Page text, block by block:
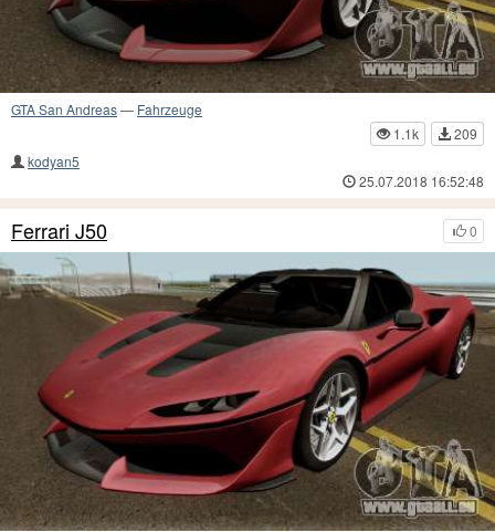
GTA San Andreas— Fahrzeuge
1.1k
209
kodyan5
25.07.2018 16:52:48
0
Ferrari J50